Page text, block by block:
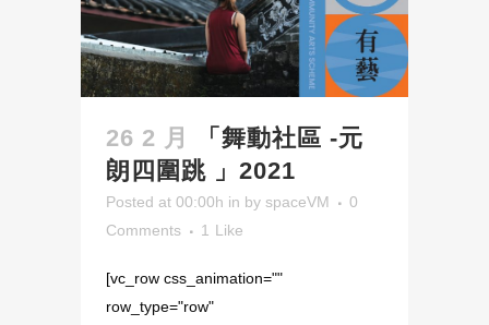
26 2 月
「舞動社區 -元
朗四圍跳 」2021
Posted at 00:00h in by spaceVM
0
Comments
1 Like
[vc_row css_animation=""
row_type="row"